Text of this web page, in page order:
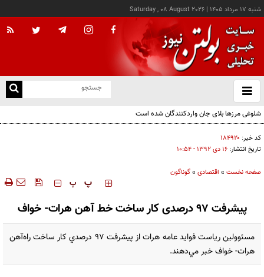
شنبه ۱۷ مرداد ۱۴۰۵ |
Saturday , 08 August 2026
باز
و
شلوغی مرزها بلای جان واردکنندگان شده است
کد خبر: ۱۸۴۹۲۰
تاریخ انتشار: ۱۶ دی ۱۳۹۲ - ۱۰:۵۴
صفحه نخست » اقتصادی »گوناگون
‍‍‍ پ پ
پیشرفت ۹۷ درصدی کار ساخت خط ‌آهن هرات- خواف
مسئوولین ریاست فوايد عامه هرات از پيشرفت ۹۷ درصدي کار ساخت راه‌آهن
هرات- خواف خبر مي‌دهند.